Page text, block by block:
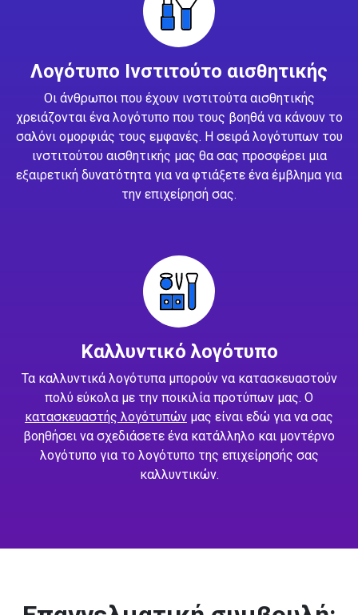
Λογότυπο Ινστιτούτο αισθητικής
Οι άνθρωποι που έχουν ινστιτούτα αισθητικής
χρειάζονται ένα λογότυπο που τους βοηθά να κάνουν το
σαλόνι ομορφιάς τους εμφανές. Η σειρά λογότυπων του
ινστιτούτου αισθητικής μας θα σας προσφέρει μια
εξαιρετική δυνατότητα για να φτιάξετε ένα έμβλημα για
την επιχείρησή σας.
Καλλυντικό λογότυπο
Τα καλλυντικά λογότυπα μπορούν να κατασκευαστούν
πολύ εύκολα με την ποικιλία προτύπων μας. Ο
κατασκευαστής λογότυπών μας είναι εδώ για να σας
βοηθήσει να σχεδιάσετε ένα κατάλληλο και μοντέρνο
λογότυπο για το λογότυπο της επιχείρησής σας
καλλυντικών.